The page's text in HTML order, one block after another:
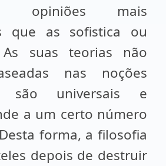
opiniões mais
que as sofistica ou
As suas teorias não
nas noções
são universais e
a um certo número
forma, a filosofia
depois de destruir